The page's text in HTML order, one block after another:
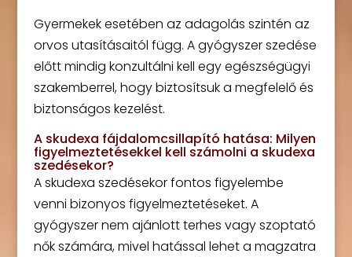
Gyermekek esetében az adagolás szintén az
orvos utasításaitól függ. A gyógyszer szedése
előtt mindig konzultálni kell egy egészségügyi
szakemberrel, hogy biztosítsuk a megfelelő és
biztonságos kezelést.
A skudexa fájdalomcsillapító hatása: Milyen
figyelmeztetésekkel kell számolni a skudexa
szedésekor?
A skudexa szedésekor fontos figyelembe
venni bizonyos figyelmeztetéseket. A
gyógyszer nem ajánlott terhes vagy szoptató
nők számára, mivel hatással lehet a magzatra